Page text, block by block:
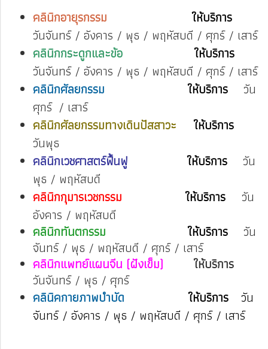
คลินิกอายุรกรรม
ให้บริการ
วันจันทร์ / อังคาร / พุธ / พฤหัสบดี / ศุกร์ / เสาร์
คลินิกกระดูกและข้อ
ให้บริการ
วันจันทร์ / อังคาร / พุธ / พฤหัสบดี / ศุกร์ / เสาร์
คลินิกศัลยกรรม ให้บริการ วัน
ศุกร์ / เสาร์
คลินิกศัลยกรรมทางเดินปัสสาวะ
ให้บริการ
วันพุธ
คลินิกเวชศาสตร์ฟื้นฟู
ให้บริการ วัน
พุธ / พฤหัสบดี
คลินิกกุมารเวชกรรม
ให้บริการ วัน
อังคาร / พฤหัสบดี
คลินิกทันตกรรม ให้บริการ วัน
จันทร์ / พุธ / พฤหัสบดี / ศุกร์ / เสาร์
คลินิกแพทย์แผนจีน (ฝังเข็ม)
ให้บริการ
วันจันทร์ / พุธ / ศุกร์
คลินิคกายภาพบำบัด
ให้บริการ
วัน
จันทร์ / อังคาร / พุธ / พฤหัสบดี / ศุกร์ / เสาร์